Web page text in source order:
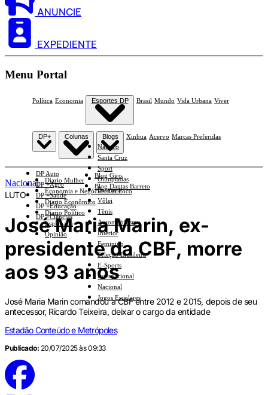
ANUNCIE
EXPEDIENTE
Menu Portal
Política Economia Esportes DP
Náutico
Santa Cruz
Sport
Olimpíadas
Basquete
Vôlei
Tênis
Automobilismo
Interior
Feminino
Seleção Brasileira
E-Sports
Internacional
Nacional
Jogos Escolares
Brasil Mundo Vida Urbana Viver
DP+
DP Auto
DP +Agro
DP +Saúde
DP +Educação
DP +Ciências
Colunas
Diario Mulher
Economia e Negócios Em Foco
Diario Econômico
Diario Político
Esplanada
Opinião
Blogs
Blog Giro
Blog Dantas Barreto
Xinhua Acervo Marcas Preferidas
Nacional
LUTO
José Maria Marin, ex-
presidente da CBF, morre
aos 93 anos
José Maria Marin comandou a CBF entre 2012 e 2015, depois de seu
antecessor, Ricardo Teixeira, deixar o cargo da entidade
Estadão Conteúdo e Metrópoles
Publicado: 20/07/2025 às 09:33